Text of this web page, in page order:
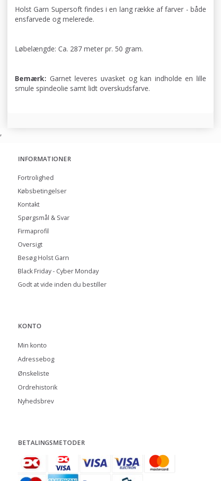
Holst Garn Supersoft findes i en lang række af farver - både
ensfarvede og melerede.
Løbelængde: Ca. 287 meter pr. 50 gram.
Bemærk: Garnet leveres uvasket og kan indholde en lille
smule spindeolie samt lidt overskudsfarve.
,
INFORMATIONER
Fortrolighed
Købsbetingelser
Kontakt
Spørgsmål & Svar
Firmaprofil
Oversigt
Besøg Holst Garn
Black Friday - Cyber Monday
Godt at vide inden du bestiller
KONTO
Min konto
Adressebog
Ønskeliste
Ordrehistorik
Nyhedsbrev
BETALINGSMETODER